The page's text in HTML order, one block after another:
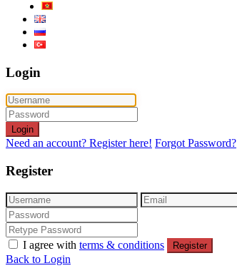
Login
Login
Need an account? Register here! Forgot Password?
Register
I agree with terms & conditions Register
Back to Login